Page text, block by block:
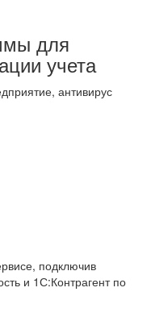
для
учета
антивирус
подключив
и 1С:Контрагент по